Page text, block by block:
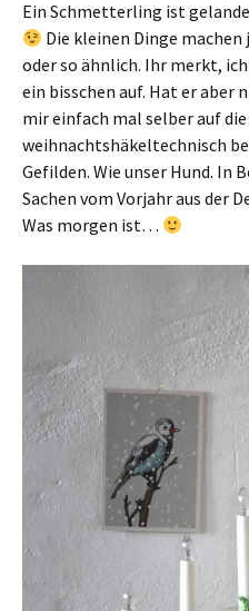
Ein Schmetterling ist
Die kleinen Dinge machen
oder so ähnlich. Ihr merkt,
ein bisschen auf. Hat er aber
mir einfach mal selber auf
weihnachtshäkeltechnisch
Gefilden. Wie unser Hund. In
Sachen vom Vorjahr aus
Was morgen ist…